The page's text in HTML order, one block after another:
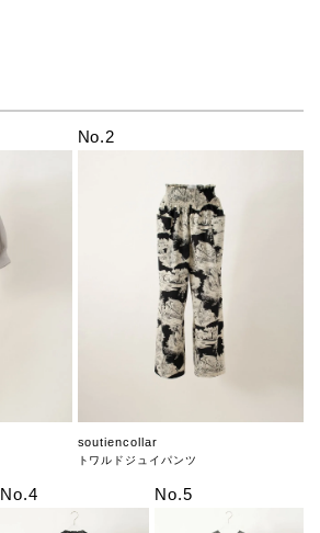
No.2
soutiencollar
トワルドジュイパンツ
No.4 No.5